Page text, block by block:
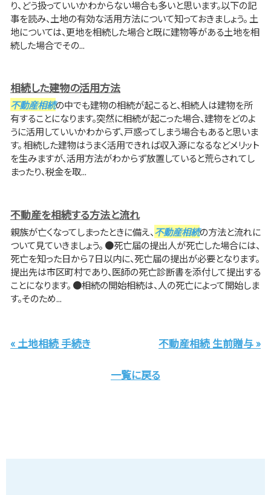
り、どう扱っていいかわからない場合も多いと思います。以下の記
事を読み、土地の有効な活用方法について知っておきましょう。 土
地については、更地を相続した場合と既に建物等がある土地を相
続した場合でその...
相続した建物の活用方法
不動産相続の中でも建物の相続が起こると、相続人は建物を所
有することになります。突然に相続が起こった場合、建物をどのよ
うに活用していいかわからず、戸惑ってしまう場合もあると思いま
す。 相続した建物はうまく活用できれば収入源になるなどメリット
を生みますが、活用方法がわからず放置していると荒らされてし
まったり、税金を取...
不動産を相続する方法と流れ
親族が亡くなってしまったときに備え、不動産相続の方法と流れに
ついて見ていきましょう。 ●死亡届の提出人が死亡した場合には、
死亡を知った日から７日以内に、死亡届の提出が必要となります。
提出先は市区町村であり、医師の死亡診断書を添付して提出する
ことになります。 ●相続の開始相続は、人の死亡によって開始しま
す。そのため...
« 土地相続 手続き 不動産相続 生前贈与 »
一覧に戻る